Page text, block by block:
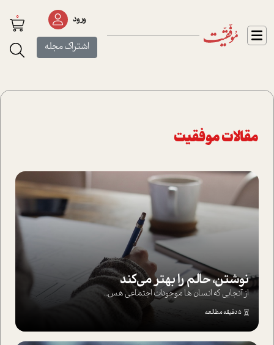
ورود
اشتراک مجله
0
مقالات موفقیت
نوشتن، حالم را بهتر می‌کند
از آنجایی که انسان ها موجودات اجتماعی هس...
5 دقیقه مطالعه